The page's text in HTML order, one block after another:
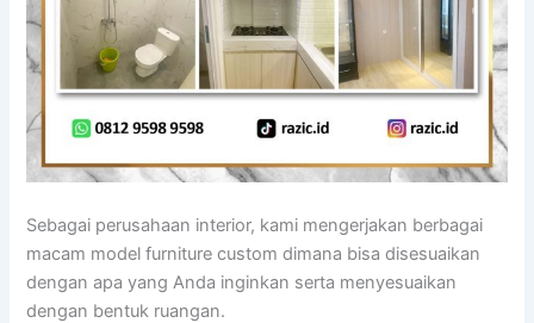
Sebagai perusahaan interior, kami mengerjakan berbagai
macam model furniture custom dimana bisa disesuaikan
dengan apa yang Anda inginkan serta menyesuaikan
dengan bentuk ruangan.